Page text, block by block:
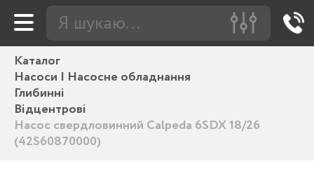
Каталог
Насоси | Насосне обладнання
Глибинні
Відцентрові
Насос свердловинний Calpeda 6SDX 18/26
(42S60870000)